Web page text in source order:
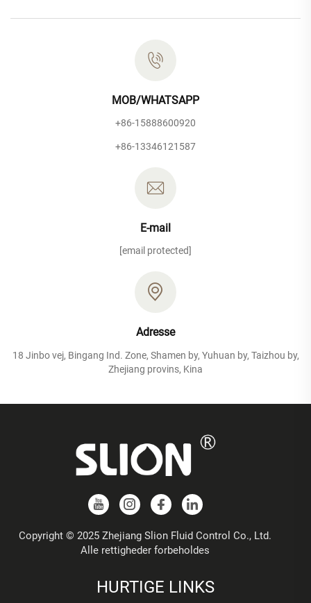
MOB/WHATSAPP
+86-15888600920
+86-13346121587
E-mail
[email protected]
Adresse
18 Jinbo vej, Bingang Ind. Zone, Shamen by, Yuhuan by, Taizhou by,
Zhejiang provins, Kina
Copyright © 2025 Zhejiang Slion Fluid Control Co., Ltd.
Alle rettigheder forbeholdes
HURTIGE LINKS